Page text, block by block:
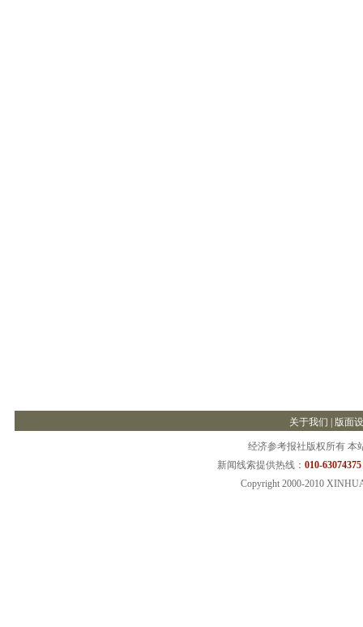
关于我们 版面
经济参考报社版权所有 本
新闻线索提供热线： 010-
Copyright 2000-2010